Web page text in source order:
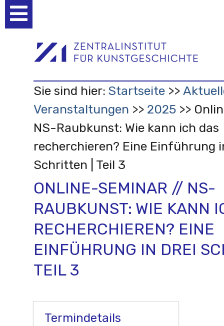
Werkzeuge
Sie sind hier: Startseite
Veranstaltungen
2025
NS-Raubkunst: Wie kann ich das
recherchieren? Eine Einführung
Schritten | Teil 3
ONLINE-SEMINAR // NS-
RAUBKUNST: WIE KANN
RECHERCHIEREN? EINE
EINFÜHRUNG IN DREI
TEIL 3
Termindetails